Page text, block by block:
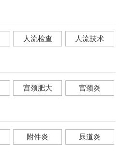
人流检查 人流技术
宫颈肥大 宫颈炎
附件炎 尿道炎